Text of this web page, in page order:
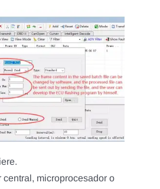
central, microprocesador o